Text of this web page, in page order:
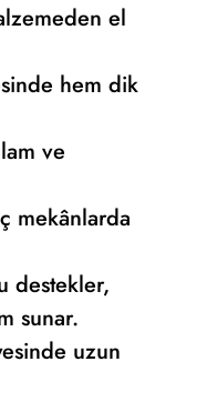
el
hem dik
ve
mekânlarda
destekler,
sunar.
uzun